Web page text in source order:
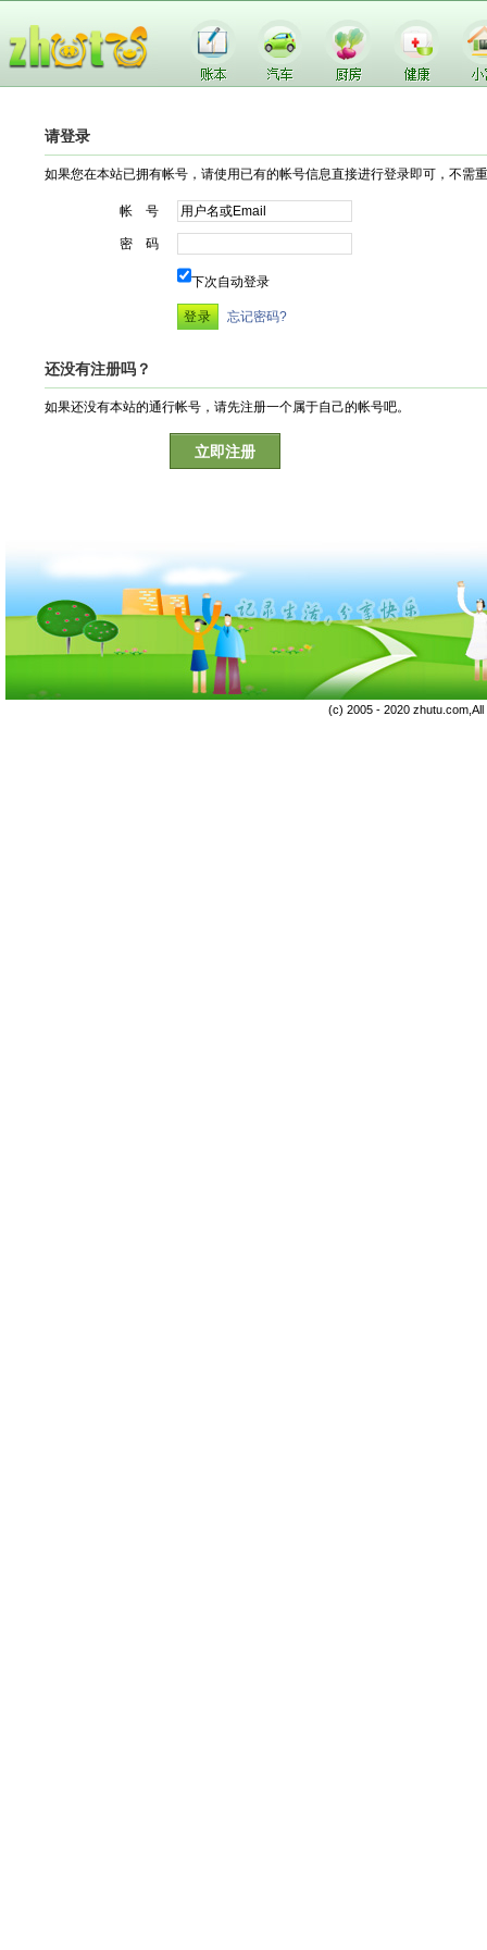
请登录
如果您在本站已拥有帐号，请使用已有的帐号信息直接进行登录即可，不需
帐 号
密 码
下次自动登录
忘记密码?
还没有注册吗？
如果还没有本站的通行帐号，请先注册一个属于自己的帐号吧。
立即注册
(c) 2005 - 2020